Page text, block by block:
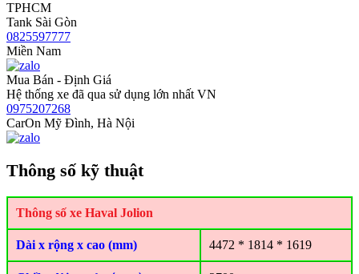
TPHCM
Tank Sài Gòn
0825597777
Miền Nam
Mua Bán - Định Giá
Hệ thống xe đã qua sử dụng lớn nhất VN
0975207268
CarOn Mỹ Đình, Hà Nội
Thông số kỹ thuật
Thông số xe Haval Jolion
Dài x rộng x cao (mm) 4472 * 1814 * 1619